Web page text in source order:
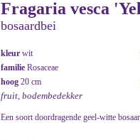
Fragaria vesca
bosaardbei
kleur wit
familie Rosaceae
hoog 20 cm
fruit, bodembedekker
Een soort doordragende geel-witte